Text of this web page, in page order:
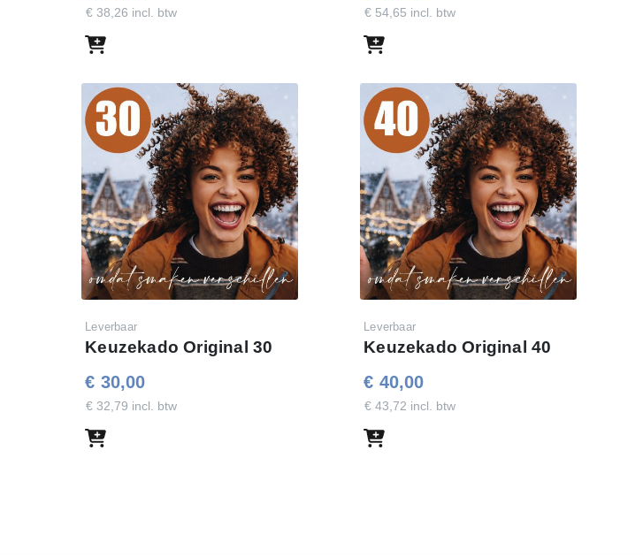
€ 38,26 incl. btw € 54,65 incl. btw
Leverbaar
Keuzekado Original 30
€ 30,00
€ 32,79 incl. btw
Leverbaar
Keuzekado Original 40
€ 40,00
€ 43,72 incl. btw